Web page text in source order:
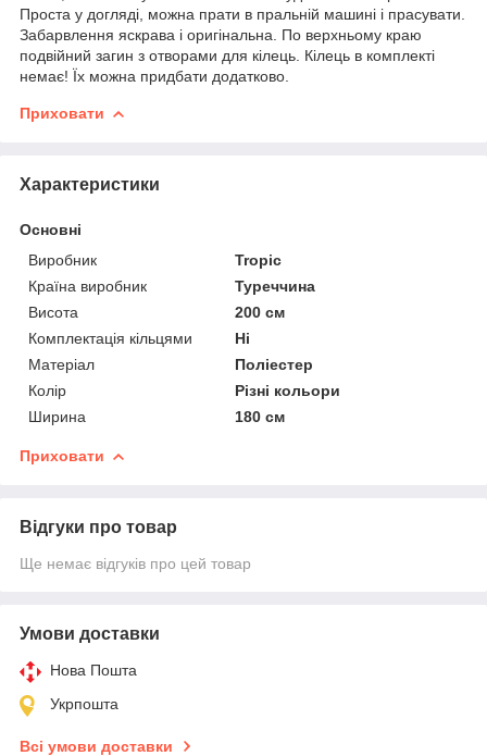
Проста у догляді, можна прати в пральній машині і прасувати.
Забарвлення яскрава і оригінальна. По верхньому краю
подвійний загин з отворами для кілець. Кілець в комплекті
немає! Їх можна придбати додатково.
Приховати
Характеристики
Основні
Виробник
Tropic
Країна виробник
Туреччина
Висота
200 см
Комплектація кільцями
Ні
Матеріал
Поліестер
Колір
Різні кольори
Ширина
180 см
Приховати
Відгуки про товар
Ще немає відгуків про цей товар
Умови доставки
Нова Пошта
Укрпошта
Всі умови доставки